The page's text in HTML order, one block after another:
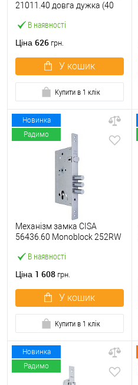
В наявності
21011.40 довга дужка (40
Ціна 626 грн.
У кошик
Купити в 1 клік
Новинка
Радимо
В наявності
Механізм замка CISA
56436.60 Monoblock 252RW
Ціна 1 608 грн.
У кошик
Купити в 1 клік
Новинка
Радимо